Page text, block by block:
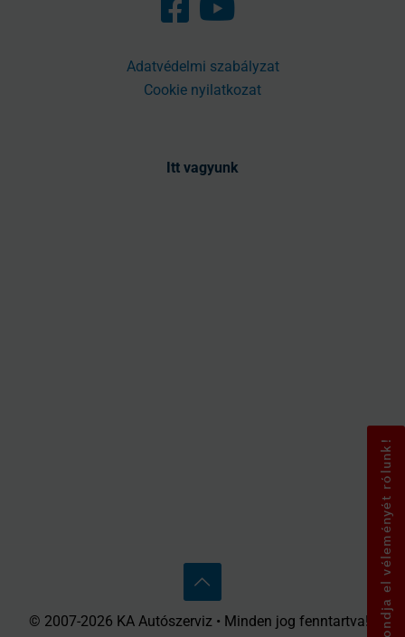
Adatvédelmi szabályzat
Cookie nyilatkozat
Itt vagyunk
Mondja el véleményét rólunk!
© 2007-2026 KA Autószerviz • Minden jog fenntartva! •